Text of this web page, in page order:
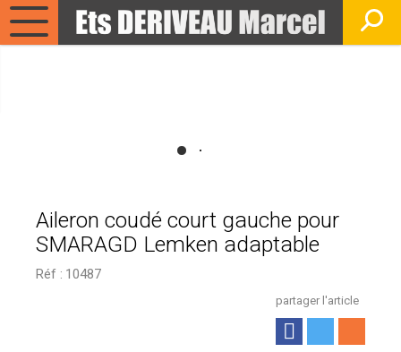
Aileron coudé court gauche pour
SMARAGD Lemken adaptable
Réf : 10487
partager l'article